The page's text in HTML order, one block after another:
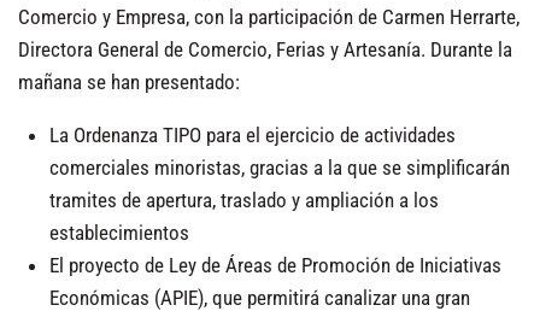
Comercio y Empresa, con la participación de Carmen Herrarte,
Directora General de Comercio, Ferias y Artesanía. Durante la
mañana se han presentado:
La Ordenanza TIPO para el ejercicio de actividades
comerciales minoristas, gracias a la que se simplificarán
tramites de apertura, traslado y ampliación a los
establecimientos
El proyecto de Ley de Áreas de Promoción de Iniciativas
Económicas (APIE), que permitirá canalizar una gran